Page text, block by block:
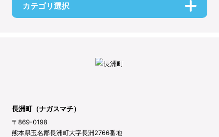
カテゴリ選択
長洲町（ナガスマチ）
〒869-0198
熊本県玉名郡長洲町大字長洲2766番地